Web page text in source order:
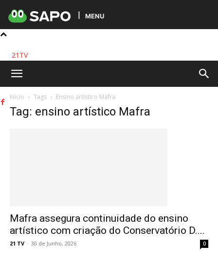
MENU
21TV
Início Tags Ensino artístico Mafra
Tag: ensino artístico Mafra
Mafra assegura continuidade do ensino
artístico com criação do Conservatório D....
21 TV - 30 de Junho, 2026 0